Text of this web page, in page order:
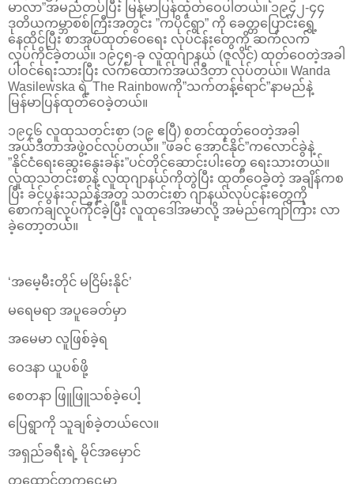
မာလာ”အမည်တပ်ပြီး မြန်မာပြန်ထုတ်ဝေပါတယ်။ ၁၉၄၂-၄၄
ဒုတိယကမ္ဘာစစ်ကြီးအတွင်း ”ကပိုင်ရွာ” ကို ခေတ္တပြောင်းရွှေ့
နေထိုင်ပြီး စာအုပ်ထုတ်ဝေရေး လုပ်ငန်းတွေကို ဆက်လက်
လုပ်ကိုင်ခဲ့တယ်။ ၁၉၄၅-ခု လူထုဂျာနယ် (ဇူလိုင်) ထုတ်ဝေတဲ့အခါ
ပါဝင်ရေးသားပြီး လက်ထောက်အယ်ဒီတာ လုပ်တယ်။ Wanda
Wasilewska ရဲ့ The Rainbowကို”သက်တန့်ရောင်”နာမည်နဲ့
မြန်မာပြန်ထုတ်ဝေခဲ့တယ်။
၁၉၄၆ လူထုသတင်းစာ (၁၉ ဧပြီ) စတင်ထုတ်ဝေတဲ့အခါ
အယ်ဒီတာအဖွဲ့ဝင်လုပ်တယ်။ ”ဖခင် အောင်နိုင်”ကလောင်ခွဲနဲ့
”နိုင်ငံရေးဆွေးနွေးခန်း”ပင်တိုင်ဆောင်းပါးတွေ ရေးသားတယ်။
လူထုသတင်းစာနဲ့ လူထုဂျာနယ်ကိုတွဲပြီး ထုတ်ဝေခဲ့တဲ့ အချိန်ကစ
ပြီး ခင်ပွန်းသည်နဲ့အတူ သတင်းစာ ဂျာနယ်လုပ်ငန်းတွေကို
စောက်ချလုပ်ကိုင်ခဲ့ပြီး လူထုဒေါ်အမာလို့ အမည်ကျော်ကြား လာ
ခဲ့တော့တယ်။
‘အမေ့မီးတိုင် မငြိမ်းနိုင်’
မရေမရာ အပူခေတ်မှာ
အမေမာ လူဖြစ်ခဲ့ရ
ဝေဒနာ ယူပစ်ဖို့
စေတနာ ဖြူဖြူသစ်ခဲ့ပေါ့
ပြေရွာကို သူချစ်ခဲ့တယ်လေ။
အရှည်ခရီးရဲ့ မိုင်အမှောင်
တထောင်တကုဋေမှာ